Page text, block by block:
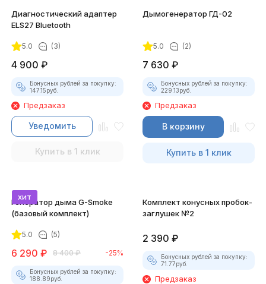
Диагностический адаптер
ELS27 Bluetooth
5.0 (3)
4 900 ₽
Бонусных рублей за покупку:
147.15руб.
Предзаказ
Уведомить
Купить в 1 клик
Дымогенератор ГД-02
5.0 (2)
7 630 ₽
Бонусных рублей за покупку:
229.13руб.
Предзаказ
В корзину
Купить в 1 клик
хит
Генератор дыма G-Smoke
(базовый комплект)
5.0 (5)
6 290 ₽ 8 400 ₽ -25%
Бонусных рублей за покупку:
188.89руб.
Комплект конусных пробок-
заглушек №2
2 390 ₽
Бонусных рублей за покупку:
71.77руб.
Предзаказ